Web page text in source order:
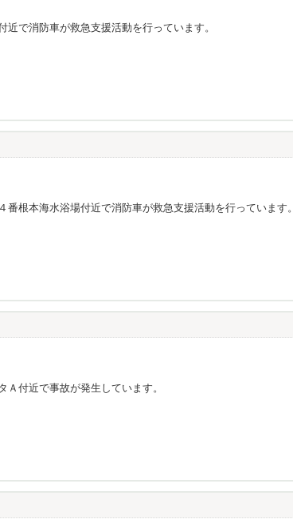
で消防車が救急支援活動を行っています。
根本海水浴場付近で消防車が救急支援活動を行っています。
付近で事故が発生しています。